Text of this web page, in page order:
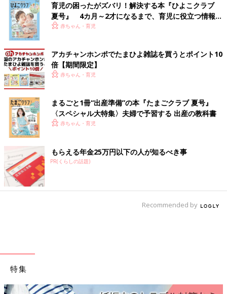
今も感情的に息子たちをしかってしまうことはしょっちゅうだ
し、しかったあとに必ず胃が痛くなります（笑）。なんでもっと
穏やかに言ってあげられないんだろう、って反省することの繰り
返し。そんなとき、思い出すのは、精神科医の蟹江絢子先生のお
話。「世の中に完璧な親なんていません。上手な面も苦手な面も
持ちつつ、ほどほどの親だって子どもはちゃんと育ちます。少し
ずつ勉強したり慣れていけばいいんですよ」、この言葉が私の支
えになっています。
ママ10年で感じる変化
コロナ禍では週に1度は息子たちと一緒にクッキング！
――加藤さんはママになって10年目。この10年で大きな変化を
育児の困ったがズバリ！解決する本『ひよこクラブ
夏号』 4カ月～2才になるまで、育児に役立つ情報が
いっぱい！
赤ちゃん・育児
アカチャンホンポでたまひよ雑誌を買うとポイント10
倍【期間限定】
赤ちゃん・育児
まるごと1冊“出産準備”の本『たまごクラブ 夏号』
〈スペシャル大特集〉夫婦で予習する 出産の教科書
赤ちゃん・育児
もらえる年金25万円以下の人が知るべき事
PR(くらしの話題)
Recommended by
特集